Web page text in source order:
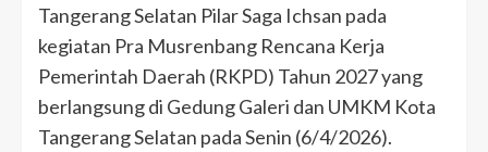
Tangerang Selatan Pilar Saga Ichsan pada
kegiatan Pra Musrenbang Rencana Kerja
Pemerintah Daerah (RKPD) Tahun 2027 yang
berlangsung di Gedung Galeri dan UMKM Kota
Tangerang Selatan pada Senin (6/4/2026).